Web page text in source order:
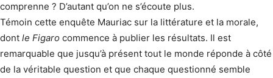
comprenne ? D’autant qu’on ne s’écoute plus.
Témoin cette enquête Mauriac sur la littérature et la morale,
dont le Figaro commence à publier les résultats. Il est
remarquable que jusqu’à présent tout le monde réponde à côté
de la véritable question et que chaque questionné semble